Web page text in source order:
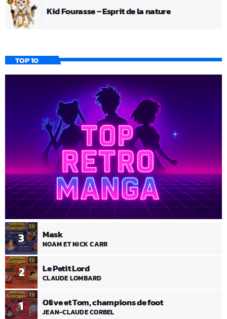
Kid Fourasse – Esprit de la nature
TOP 10
1 Olive et Tom, champions de foot
JEAN-CLAUDE CORBEL
2 Le Petit Lord
CLAUDE LOMBARD
3 Mask
NOAM ET NICK CARR